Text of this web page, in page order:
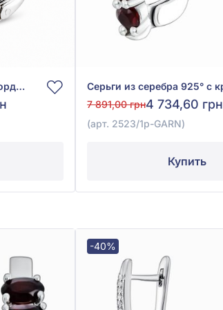
Серьги из серебра 925° с бордовым гранатом, арт. 2507/1р-GARN
7 891,00 грн4 734,60 грн
(арт. 2523/1p-GARN)
Купить
-40%